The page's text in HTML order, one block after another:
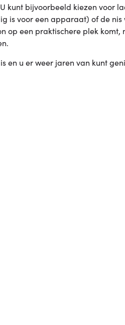
kunt bijvoorbeeld kiezen voor
is voor een apparaat) of de
een praktischere plek komt,
en u er weer jaren van kunt